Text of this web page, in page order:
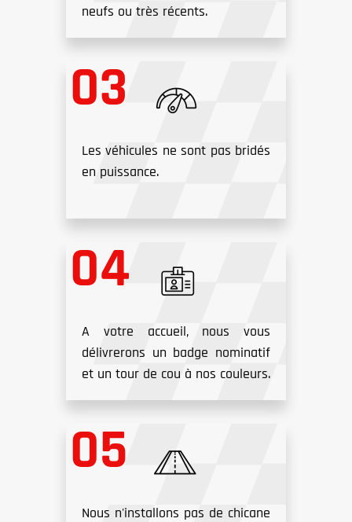
neufs ou très récents.
Les véhicules ne sont pas bridés
en puissance.
A votre accueil, nous vous
délivrerons un badge nominatif
et un tour de cou à nos couleurs.
Nous n'installons pas de chicane